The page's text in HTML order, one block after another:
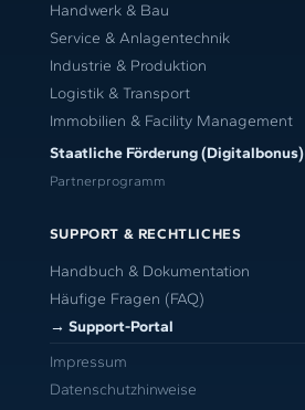
Handwerk & Bau
Service & Anlagentechnik
Industrie & Produktion
Logistik & Transport
Immobilien & Facility Management
Staatliche Förderung (Digitalbonus)
Partnerprogramm
SUPPORT & RECHTLICHES
Handbuch & Dokumentation
Häufige Fragen (FAQ)
→ Support-Portal
Impressum
Datenschutzhinweise